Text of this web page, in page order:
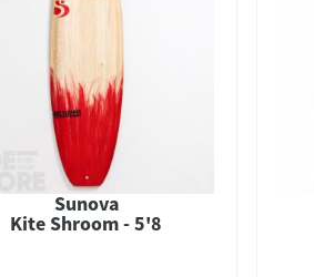
Sunova
Kite Shroom - 5'8